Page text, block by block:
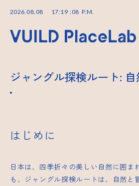
2026.08.08 17:19 :09 P.M.
ジャングル探検ルート:
はじめに
日本は、四季折々の美しい自然に囲ま
も、ジャングル探検ルートは、自然と